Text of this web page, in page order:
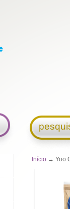
Início → Yoo